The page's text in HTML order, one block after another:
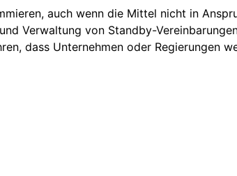
auch wenn die Mittel nicht in
Verwaltung von Standby-
dass Unternehmen oder Regierungen